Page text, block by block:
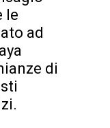
le
ad
di